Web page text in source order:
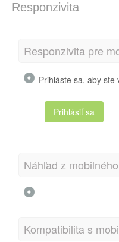
Responzivita
Responzivita pre
Prihláste sa, aby ste
Prihlásiť sa
Náhľad z
Kompatibilita s